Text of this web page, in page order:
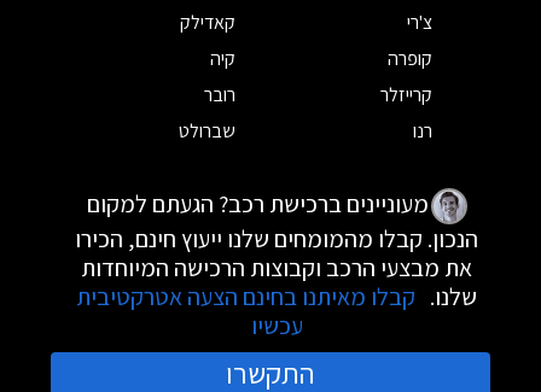
צ'רי
קאדילק
קופרה
קיה
קרייזלר
רובר
רנו
שברולט
מעוניינים ברכישת רכב? הגעתם למקום
הנכון. קבלו מהמומחים שלנו ייעוץ חינם, הכירו
את מבצעי הרכב וקבוצות הרכישה המיוחדות
שלנו. קבלו מאיתנו בחינם הצעה אטרקטיבית
עכשיו
התקשרו